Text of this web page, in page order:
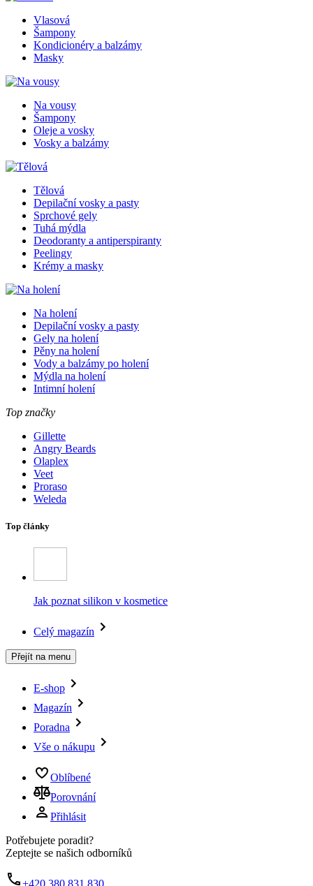
Vlasová
Šampony
Kondicionéry a balzámy
Masky
Na vousy
Šampony
Oleje a vosky
Vosky a balzámy
Tělová
Depilační vosky a pasty
Sprchové gely
Tuhá mýdla
Deodoranty a antiperspiranty
Peelingy
Krémy a masky
Na holení
Depilační vosky a pasty
Gely na holení
Pěny na holení
Vody a balzámy po holení
Mýdla na holení
Intimní holení
Top značky
Gillette
Angry Beards
Olaplex
Veet
Proraso
Weleda
Top články
Jak poznat silikon v kosmetice
Celý magazín
Přejít na menu
E-shop
Magazín
Poradna
Vše o nákupu
Oblíbené
Porovnání
Přihlásit
Potřebujete poradit?
Zeptejte se našich odborníků